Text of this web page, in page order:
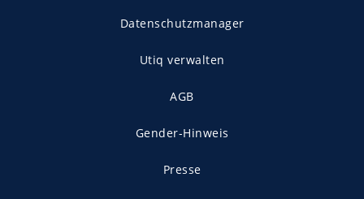
Datenschutzmanager
Utiq verwalten
AGB
Gender-Hinweis
Presse